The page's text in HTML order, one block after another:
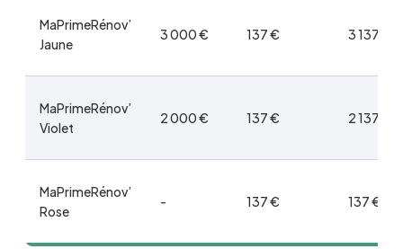
MaPrimeRénov’
Jaune
3 000 € 137 € 3 137 €
MaPrimeRénov’
Violet
2 000 € 137 € 2 137 €
MaPrimeRénov’
Rose
- 137 € 137 €